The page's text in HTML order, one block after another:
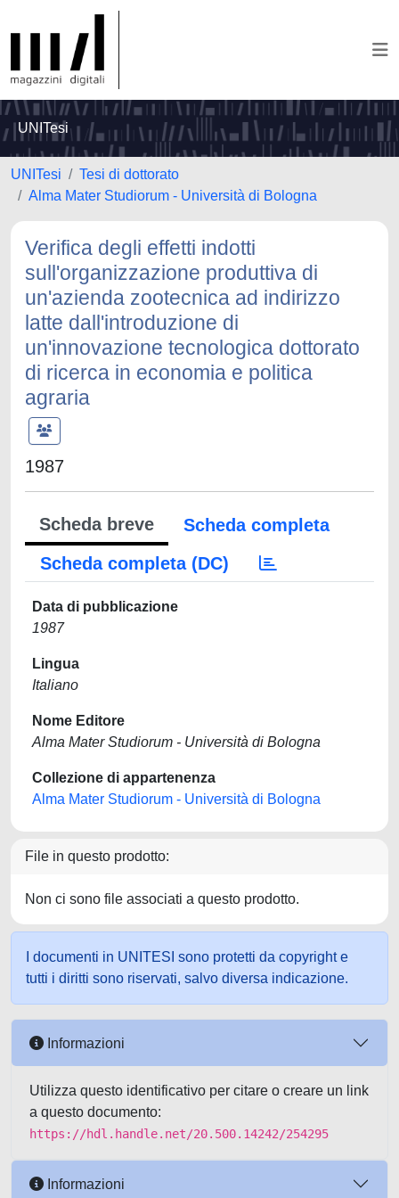
UNITesi
UNITesi
Tesi di dottorato
Alma Mater Studiorum - Università di Bologna
Verifica degli effetti indotti
sull'organizzazione produttiva di
un'azienda zootecnica ad indirizzo
latte dall'introduzione di
un'innovazione tecnologica dottorato
di ricerca in economia e politica
agraria
1987
Scheda breve
Scheda completa
Scheda completa (DC)
Data di pubblicazione
1987
Lingua
Italiano
Nome Editore
Alma Mater Studiorum - Università di Bologna
Collezione di appartenenza
Alma Mater Studiorum - Università di Bologna
File in questo prodotto:
Non ci sono file associati a questo prodotto.
I documenti in UNITESI sono protetti da copyright e
tutti i diritti sono riservati, salvo diversa indicazione.
Informazioni
Utilizza questo identificativo per citare o creare un link
a questo documento:
https://hdl.handle.net/20.500.14242/254295
Informazioni